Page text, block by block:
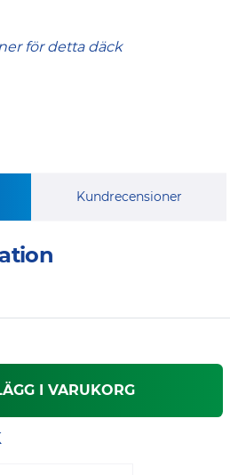
för detta däck
Kundrecensioner
I VARUKORG